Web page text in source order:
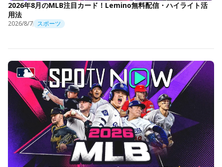
2026年8月のMLB注目カード！Lemino無料配信・ハイライト活
用法
2026/8/7 スポーツ